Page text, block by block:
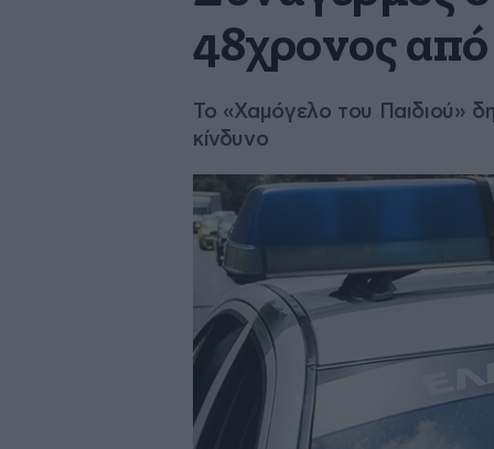
48χρονος
Το «Χαμόγελο του Παιδιού»
κίνδυνο